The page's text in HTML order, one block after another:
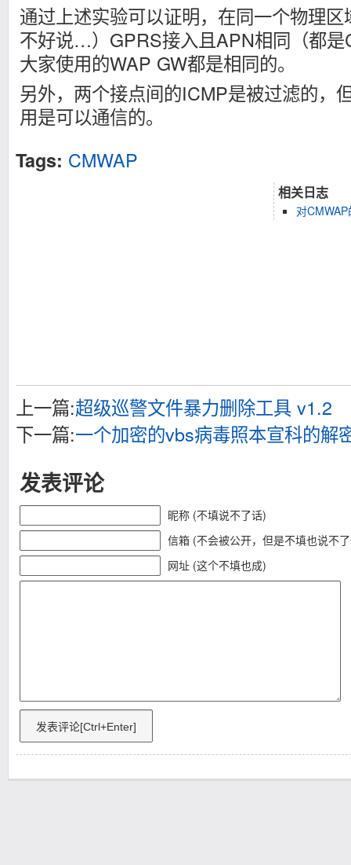
通过上述实验可以证明，在同一个物理
不好说…）GPRS接入且APN相同（都是
大家使用的WAP GW都是相同的。
另外，两个接点间的ICMP是被过滤的，
用是可以通信的。
Tags: CMWAP
相关日志
对
上一篇:超级巡警文件暴力删除工具 v1.2
下一篇:一个加密的vbs病毒照本宣科的解
发表评论
昵称 (不填说不了话)
信箱 (不会被公开，但是不填也说不
网址 (这个不填也成)